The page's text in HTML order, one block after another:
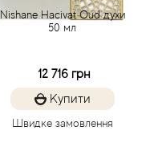
Nishane Hacivat Oud духи
50 мл
12 716 грн
Купити
Швидке замовлення